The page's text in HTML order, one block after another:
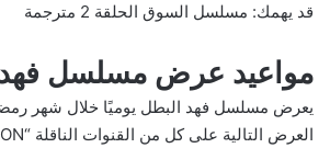
قد يهمك: مسلسل السوق الحلقة 2 مترجمة
مواعيد عرض مسلسل فهد